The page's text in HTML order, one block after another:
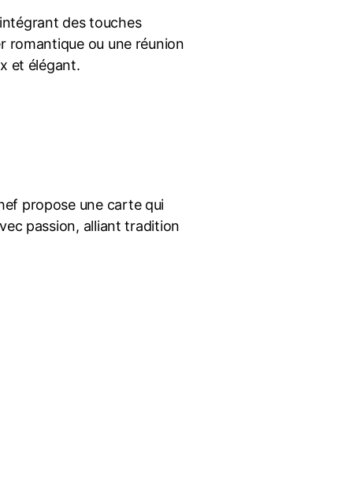
des touches
romantique ou une réunion
et élégant.
propose une carte qui
passion, alliant tradition